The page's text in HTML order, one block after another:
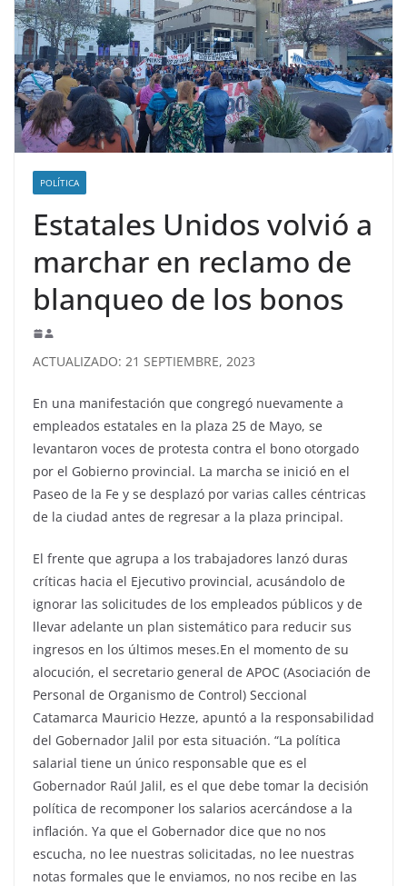
POLÍTICA
Estatales Unidos volvió a
marchar en reclamo de
blanqueo de los bonos
ACTUALIZADO: 21 SEPTIEMBRE, 2023
En una manifestación que congregó nuevamente a
empleados estatales en la plaza 25 de Mayo, se
levantaron voces de protesta contra el bono otorgado
por el Gobierno provincial. La marcha se inició en el
Paseo de la Fe y se desplazó por varias calles céntricas
de la ciudad antes de regresar a la plaza principal.
El frente que agrupa a los trabajadores lanzó duras
críticas hacia el Ejecutivo provincial, acusándolo de
ignorar las solicitudes de los empleados públicos y de
llevar adelante un plan sistemático para reducir sus
ingresos en los últimos meses.En el momento de su
alocución, el secretario general de APOC (Asociación de
Personal de Organismo de Control) Seccional
Catamarca Mauricio Hezze, apuntó a la responsabilidad
del Gobernador Jalil por esta situación. “La política
salarial tiene un único responsable que es el
Gobernador Raúl Jalil, es el que debe tomar la decisión
política de recomponer los salarios acercándose a la
inflación. Ya que el Gobernador dice que no nos
escucha, no lee nuestras solicitadas, no lee nuestras
notas formales que le enviamos, no nos recibe en las